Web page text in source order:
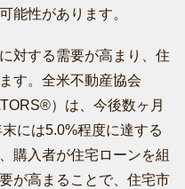
能性があります。
対する需要が高まり、住
す。全米不動産協会
）は、今後数ヶ月
には5.0%程度に達する
購入者が住宅ローンを組
が高まることで、住宅市